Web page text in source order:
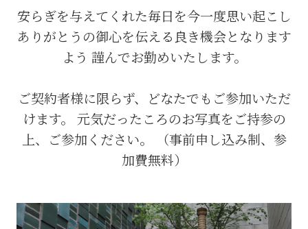
安らぎを与えてくれた毎日を今一度思い起こし
ありがとうの御心を伝える良き機会となります
よう 謹んでお勤めいたします。
ご契約者様に限らず、どなたでもご参加いただ
けます。
元気だったころのお写真をご持参の
上、ご参加ください。
（事前申し込み制、参
加費無料）